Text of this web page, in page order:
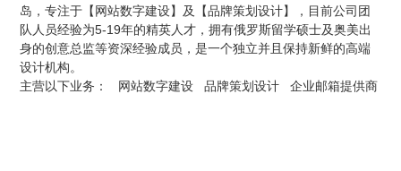
岛，专注于【网站数字建设】及【品牌策划设计】，目前公司团
队人员经验为5-19年的精英人才，拥有俄罗斯留学硕士及奥美出
身的创意总监等资深经验成员，是一个独立并且保持新鲜的高端
设计机构。
主营以下业务： 网站数字建设 品牌策划设计 企业邮箱提供商